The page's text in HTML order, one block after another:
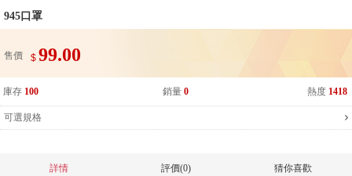
945口罩
售價 $ 99.00
庫存 100 銷量 0 熱度 1418
可選規格
詳情 評價(0) 猜你喜歡